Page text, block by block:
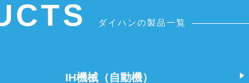
ダイハンの製品一覧
IH機械（自動機）